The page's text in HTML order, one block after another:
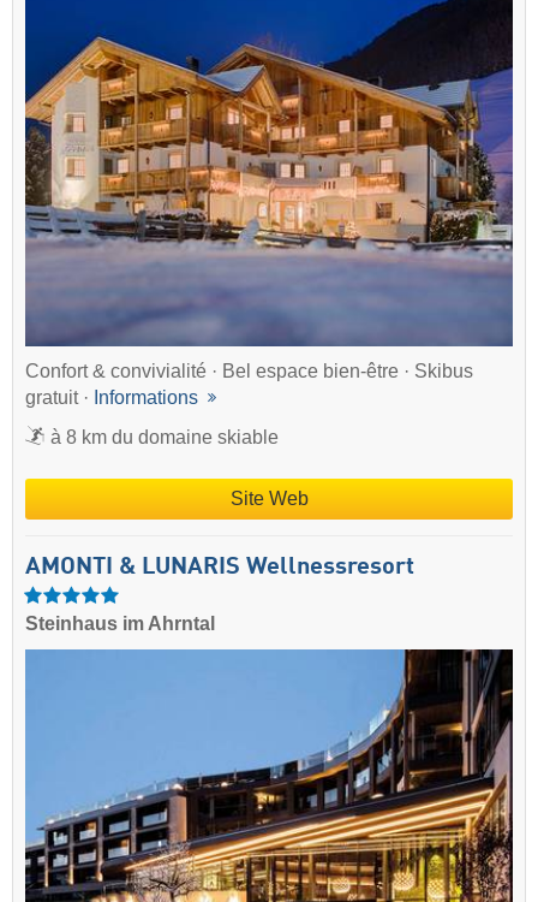
Confort & convivialité · Bel espace bien-être · Skibus
gratuit · Informations
à 8 km du domaine skiable
Site Web
AMONTI & LUNARIS Wellnessresort
Steinhaus im Ahrntal